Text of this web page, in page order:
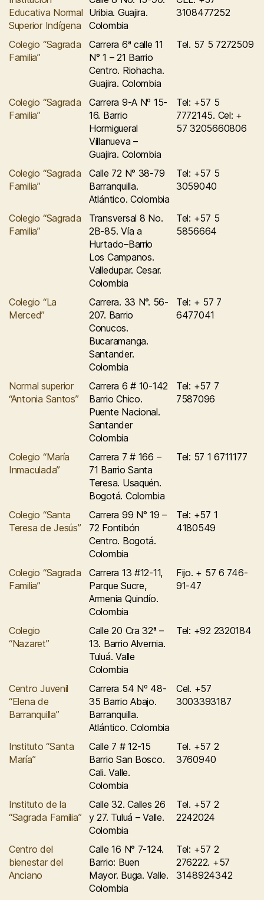
Educativa Normal
Superior Indígena
Uribia. Guajira.
Colombia
3108477252
Colegio “Sagrada
Familia”
Carrera 6ª calle 11
N° 1 – 21 Barrio
Centro. Riohacha.
Guajira. Colombia
Tel. 57 5 7272509
Colegio “Sagrada
Familia”
Carrera 9-A Nº 15-
16. Barrio
Hormigueral
Villanueva –
Guajira. Colombia
Tel: +57 5
7772145. Cel: +
57 3205660806
Colegio “Sagrada
Familia”
Calle 72 N° 38-79
Barranquilla.
Atlántico. Colombia
Tel: +57 5
3059040
Colegio “Sagrada
Familia”
Transversal 8 No.
2B-85. Vía a
Hurtado–Barrio
Los Campanos.
Valledupar. Cesar.
Colombia
Tel: +57 5
5856664
Colegio “La
Merced”
Carrera. 33 N°. 56-
207. Barrio
Conucos.
Bucaramanga.
Santander.
Colombia
Tel: + 57 7
6477041
Normal superior
“Antonia Santos”
Carrera 6 # 10-142
Barrio Chico.
Puente Nacional.
Santander
Colombia
Tel: +57 7
7587096
Colegio “María
Inmaculada”
Carrera 7 # 166 –
71 Barrio Santa
Teresa. Usaquén.
Bogotá. Colombia
Tel: 57 1 6711177
Colegio “Santa
Teresa de Jesús”
Carrera 99 N° 19 –
72 Fontibón
Centro. Bogotá.
Colombia
Tel: +57 1
4180549
Colegio “Sagrada
Familia”
Carrera 13 #12-11,
Parque Sucre,
Armenia Quindío.
Colombia
Fijo. + 57 6 746-
91-47
Colegio
“Nazaret”
Calle 20 Cra 32ª –
13. Barrio Alvernia.
Tuluá. Valle
Colombia
Tel: +92 2320184
Centro Juvenil
“Elena de
Barranquilla”
Carrera 54 Nº 48-
35 Barrio Abajo.
Barranquilla.
Atlántico. Colombia
Cel. +57
3003393187
Instituto “Santa
María”
Calle 7 # 12-15
Barrio San Bosco.
Cali. Valle.
Colombia
Tel. +57 2
3760940
Instituto de la
“Sagrada Familia”
Calle 32. Calles 26
y 27. Tuluá – Valle.
Colombia
Tel. +57 2
2242024
Centro del
bienestar del
Anciano
Calle 16 N° 7-124.
Barrio: Buen
Mayor. Buga. Valle.
Colombia
Tel: +57 2
276222. +57
3148924342